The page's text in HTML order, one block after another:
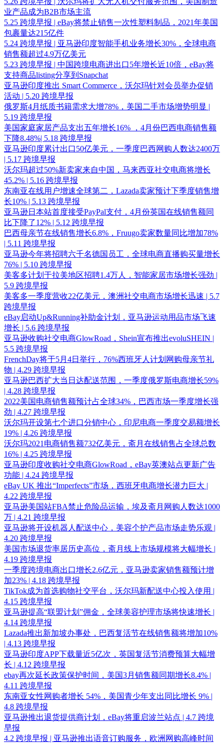
业产品成为B2B市场主流
5.25 跨境早报 | eBay将禁止销售一次性塑料制品，2021年美国
包裹量达215亿件
5.24 跨境早报 | 亚马逊印度智能手机业务增长30%，全球电商
销售额超过4.9万亿美元
5.23 跨境早报 | 中国跨境电商进出口5年增长近10倍，eBay将
支持商品listing分享到Snapchat
亚马逊印度推出 Smart Commerce，沃尔玛针对会员举办促销
活动 | 5.20 跨境早报
俄罗斯4月纸质书籍需求大增78%，美国二手市场增势明显 |
5.19 跨境早报
美国家庭家居产品支出五年增长16% ，4月份巴西电商销售额
下降8.48%| 5.18 跨境早报
亚马逊印度累计出口50亿美元，一季度巴西网购人数达2400万
| 5.17 跨境早报
沃尔玛超过50%新卖家来自中国，马来西亚社交电商将增长
45.2% | 5.16 跨境早报
东南亚在线用户增速全球第二，Lazada卖家预计下季度销售增
长10% | 5.13 跨境早报
亚马逊日本站首度接受PayPal支付，4月份英国在线销售额同
比下降了12% | 5.12 跨境早报
巴西母亲节在线销售增长6.8%，Fruugo卖家数量同比增加78%
| 5.11 跨境早报
亚马逊今年将招聘六千名德国员工，全球电商直播购买量增长
76% | 5.10 跨境早报
美客多计划于拉美地区招聘1.4万人，智能家居市场增长强劲 |
5.9 跨境早报
美客多一季度营收22亿美元，澳洲社交电商市场增长迅速 | 5.7
跨境早报
eBay启动Up&Running补助金计划，亚马逊运动用品市场飞速
增长 | 5.6 跨境早报
亚马逊收购社交电商GlowRoad，Shein宣布推出evoluSHEIN |
5.5 跨境早报
FrenchDay将于5月4日举行，76%西班牙人计划网购母亲节礼
物 | 4.29 跨境早报
亚马逊巴西扩大当日达配送范围，一季度俄罗斯电商增长59%
| 4.28 跨境早报
2022美国电商销售额预计占全球34%，巴西市场一季度增长强
劲 | 4.27 跨境早报
沃尔玛开设第七个进口分销中心，印尼电商一季度交易额增长
19% | 4.26 跨境早报
沃尔玛2021电商销售额732亿美元，斋月在线销售占全球总数
16% | 4.25 跨境早报
亚马逊印度收购社交电商GlowRoad，eBay英澳站点更新广告
功能 | 4.24 跨境早报
eBay UK 推出“Imperfects”市场，西班牙电商增长潜力巨大 |
4.22 跨境早报
亚马逊美国站FBA禁止危险品运输，埃及斋月网购人数达1000
万 | 4.21 跨境早报
亚马逊将开设机器人配送中心，美容个护产品市场走势乐观 |
4.20 跨境早报
美国市场退货率居历史高位，斋月线上市场规模将大幅增长 |
4.19 跨境早报
一季度跨境电商出口增长2.6亿元，亚马逊卖家销售额预计增
加23% | 4.18 跨境早报
TikTok成为首选购物社交平台，沃尔玛新配送中心投入使用 |
4.15 跨境早报
亚马逊提高“联盟计划”佣金，全球美容护理市场将快速增长 |
4.14 跨境早报
Lazada推出新加坡办事处，巴西复活节在线销售额将增加10%
| 4.13 跨境早报
亚马逊印度APP下载量近5亿次，英国复活节消费预算大幅增
长 | 4.12 跨境早报
ebay再次延长政策保护时间，美国3月销售额同期增长8.4% |
4.11 跨境早报
东南亚女性网购者增长 54%，美国青少年支出同比增长 9% |
4.8 跨境早报
亚马逊推出退货提供商计划，eBay将重启波兰站点 | 4.7 跨境
早报
4.2 跨境早报 | 亚马逊推出语音订购服务，欧洲网购高峰时间